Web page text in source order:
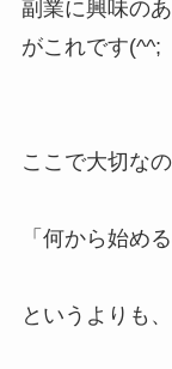
副業に興味の
がこれです(^^;
ここで大切な
「何から始め
というよりも、